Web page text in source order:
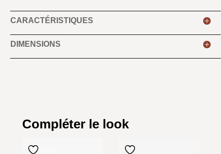
CARACTÉRISTIQUES
DIMENSIONS
Compléter le look